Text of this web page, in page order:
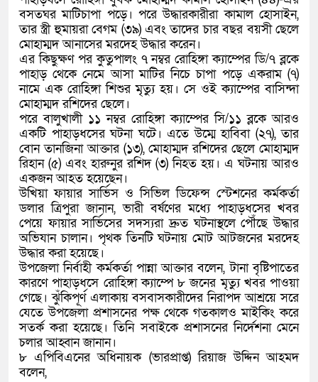
বসতঘর মাটিচাপা পড়ে। পরে উদ্ধারকারীরা কামাল হোসাইন,
তার স্ত্রী হুমায়রা বেগম (৩৯) এবং তাদের চার বছর বয়সী ছেলে
মোহাম্মদ আনাসের মরদেহ উদ্ধার করেন।
এর কিছুক্ষণ পর কুতুপালং ৭ নম্বর রোহিঙ্গা ক্যাম্পের ডি/৭ ব্লকে
পাহাড় থেকে নেমে আসা মাটির নিচে চাপা পড়ে একরাম (৭)
নামে এক রোহিঙ্গা শিশুর মৃত্যু হয়। সে ওই ক্যাম্পের বাসিন্দা
মোহাম্মদ রশিদের ছেলে।
পরে বালুখালী ১১ নম্বর রোহিঙ্গা ক্যাম্পের সি/১১ ব্লকে আরও
একটি পাহাড়ধসের ঘটনা ঘটে। এতে উম্মে হাবিবা (২৭), তার
বোন তানজিনা আক্তার (১৩), মোহাম্মদ রশিদের ছেলে মোহাম্মদ
রিহান (৫) এবং হারুনুর রশিদ (৩) নিহত হয়। এ ঘটনায় আরও
একজন আহত হয়েছেন।
উখিয়া ফায়ার সার্ভিস ও সিভিল ডিফেন্স স্টেশনের কর্মকর্তা
ডলার ত্রিপুরা জানান, ভারী বর্ষণের মধ্যে পাহাড়ধসের খবর
পেয়ে ফায়ার সার্ভিসের সদস্যরা দ্রুত ঘটনাস্থলে পৌঁছে উদ্ধার
অভিযান চালান। পৃথক তিনটি ঘটনায় মোট আটজনের মরদেহ
উদ্ধার করা হয়েছে।
উপজেলা নির্বাহী কর্মকর্তা পান্না আক্তার বলেন, টানা বৃষ্টিপাতের
কারণে পাহাড়ধসে রোহিঙ্গা ক্যাম্পে ৮ জনের মৃত্যু খবর পাওয়া
গেছে। ঝুঁকিপূর্ণ এলাকায় বসবাসকারীদের নিরাপদ আশ্রয়ে সরে
যেতে উপজেলা প্রশাসনের পক্ষ থেকে গতকালও মাইকিং করে
সতর্ক করা হয়েছে। তিনি সবাইকে প্রশাসনের নির্দেশনা মেনে
চলার আহ্বান জানান।
৮ এপিবিএনের অধিনায়ক (ভারপ্রাপ্ত) রিয়াজ উদ্দিন আহমদ
বলেন,